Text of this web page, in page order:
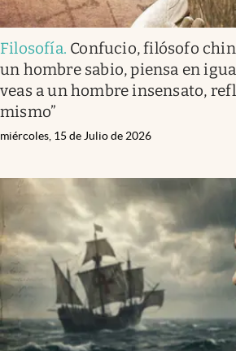
Filosofía. Confucio, filósofo
un hombre sabio, piensa en
veas a un hombre insensato,
mismo”
miércoles, 15 de Julio de 2026